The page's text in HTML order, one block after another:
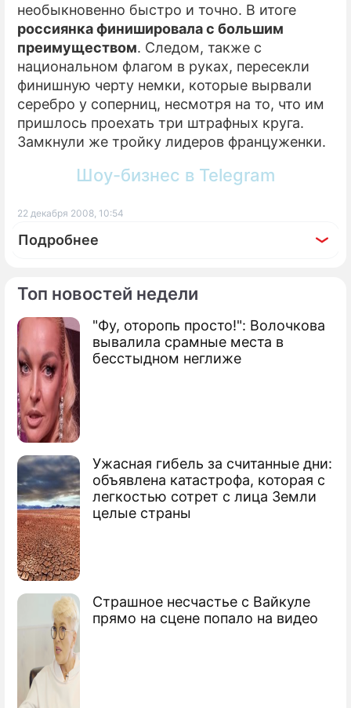
Топ новостей недели
"Фу, оторопь просто!": Волочкова
вывалила срамные места в
бесстыдном неглиже
Ужасная гибель за считанные дни:
объявлена катастрофа, которая с
легкостью сотрет с лица Земли
целые страны
Страшное несчастье с Вайкуле
прямо на сцене попало на видео
необыкновенно быстро и точно. В итоге
россиянка финишировала с большим
преимуществом. Следом, также с
национальном флагом в руках, пересекли
финишную черту немки, которые вырвали
серебро у соперниц, несмотря на то, что им
пришлось проехать три штрафных круга.
Замкнули же тройку лидеров француженки.
Шоу-бизнес в Telegram
22 декабря 2008, 10:54
Подробнее
По теме
Спринтерское "золото" досталось
Слепцовой
Ахатова выиграла индивидуальную
гонку
Золотой дубль покорился России в
биатлоне